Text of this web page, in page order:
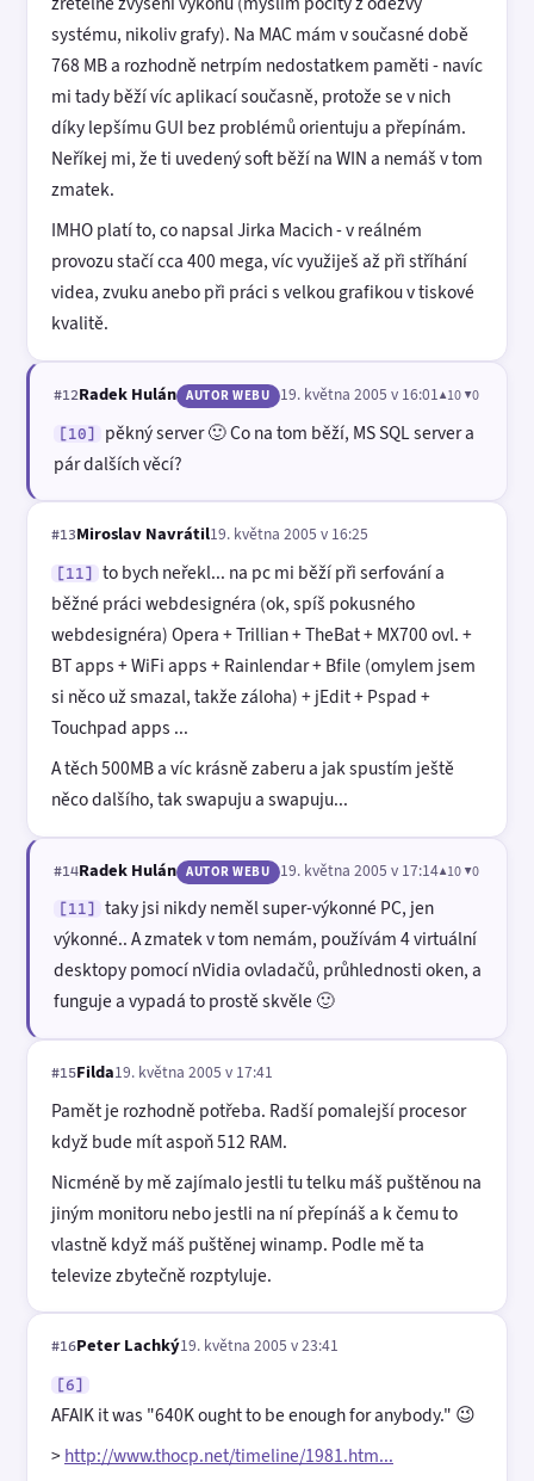
systému, nikoliv grafy). Na MAC mám v současné době
768 MB a rozhodně netrpím nedostatkem paměti - navíc
mi tady běží víc aplikací současně, protože se v nich
díky lepšímu GUI bez problémů orientuju a přepínám.
Neříkej mi, že ti uvedený soft běží na WIN a nemáš v tom
zmatek.
IMHO platí to, co napsal Jirka Macich - v reálném
provozu stačí cca 400 mega, víc využiješ až při stříhání
videa, zvuku anebo při práci s velkou grafikou v tiskové
kvalitě.
#12Radek Hulán AUTOR WEBU 19. května 2005 v 16:01▲10 ▼0
[10]
pěkný server 🙂 Co na tom běží, MS SQL server a
pár dalších věcí?
#13Miroslav Navrátil19. května 2005 v 16:25
[11]
to bych neřekl... na pc mi běží při serfování a
běžné práci webdesignéra (ok, spíš pokusného
webdesignéra) Opera + Trillian + TheBat + MX700 ovl. +
BT apps + WiFi apps + Rainlendar + Bfile (omylem jsem
si něco už smazal, takže záloha) + jEdit + Pspad +
Touchpad apps ...
A těch 500MB a víc krásně zaberu a jak spustím ještě
něco dalšího, tak swapuju a swapuju...
#14Radek Hulán AUTOR WEBU 19. května 2005 v 17:14▲10 ▼0
[11]
taky jsi nikdy neměl super-výkonné PC, jen
výkonné.. A zmatek v tom nemám, používám 4 virtuální
desktopy pomocí nVidia ovladačů, průhlednosti oken, a
funguje a vypadá to prostě skvěle 🙂
#15Filda19. května 2005 v 17:41
Pamět je rozhodně potřeba. Radší pomalejší procesor
když bude mít aspoň 512 RAM.
Nicméně by mě zajímalo jestli tu telku máš puštěnou na
jiným monitoru nebo jestli na ní přepínáš a k čemu to
vlastně když máš puštěnej winamp. Podle mě ta
televize zbytečně rozptyluje.
#16Peter Lachký19. května 2005 v 23:41
[6]
AFAIK it was "640K ought to be enough for anybody." 😉
>http://www.thocp.net/timeline/1981.htm...